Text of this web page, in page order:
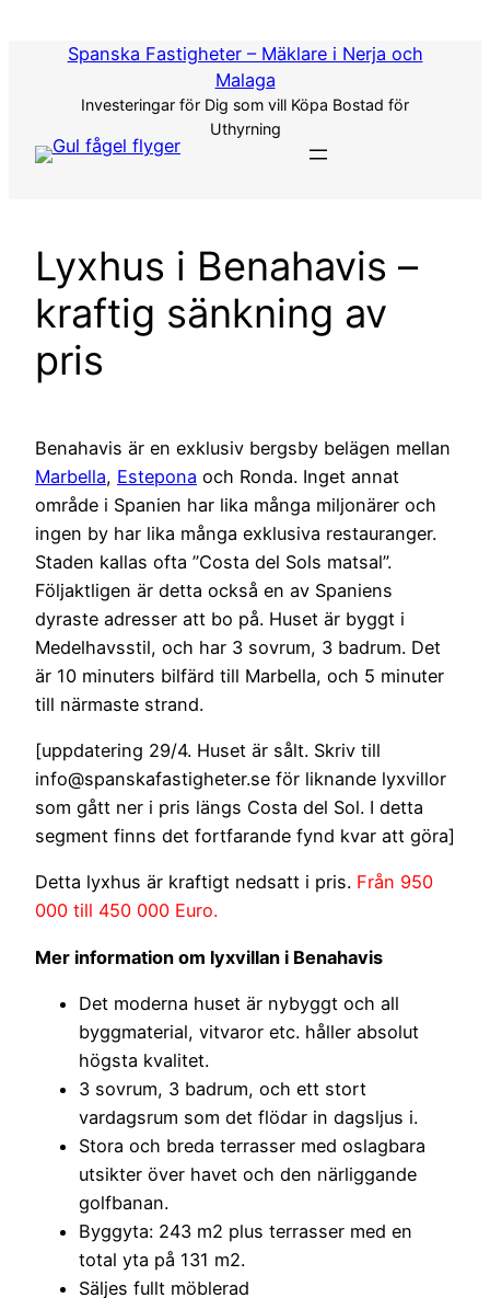
Spanska Fastigheter – Mäklare i Nerja och
Malaga
Investeringar för Dig som vill Köpa Bostad för
Uthyrning
Lyxhus i Benahavis –
kraftig sänkning av
pris
Benahavis är en exklusiv bergsby belägen mellan
Marbella, Estepona och Ronda. Inget annat
område i Spanien har lika många miljonärer och
ingen by har lika många exklusiva restauranger.
Staden kallas ofta ”Costa del Sols matsal”.
Följaktligen är detta också en av Spaniens
dyraste adresser att bo på. Huset är byggt i
Medelhavsstil, och har 3 sovrum, 3 badrum. Det
är 10 minuters bilfärd till Marbella, och 5 minuter
till närmaste strand.
[uppdatering 29/4. Huset är sålt. Skriv till
info@spanskafastigheter.se för liknande lyxvillor
som gått ner i pris längs Costa del Sol. I detta
segment finns det fortfarande fynd kvar att göra]
Detta lyxhus är kraftigt nedsatt i pris. Från 950
000 till 450 000 Euro.
Mer information om lyxvillan i Benahavis
Det moderna huset är nybyggt och all
byggmaterial, vitvaror etc. håller absolut
högsta kvalitet.
3 sovrum, 3 badrum, och ett stort
vardagsrum som det flödar in dagsljus i.
Stora och breda terrasser med oslagbara
utsikter över havet och den närliggande
golfbanan.
Byggyta: 243 m2 plus terrasser med en
total yta på 131 m2.
Säljes fullt möblerad